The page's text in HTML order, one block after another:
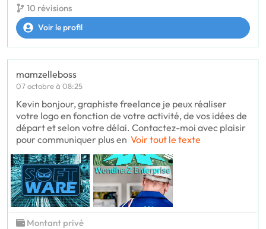
10 révisions
Voir le profil
mamzelleboss
07 octobre à 08:25
Kevin bonjour, graphiste freelance je peux réaliser
votre logo en fonction de votre activité, de vos idées de
départ et selon votre délai. Contactez-moi avec plaisir
pour communiquer plus en Voir tout le texte
Montant privé